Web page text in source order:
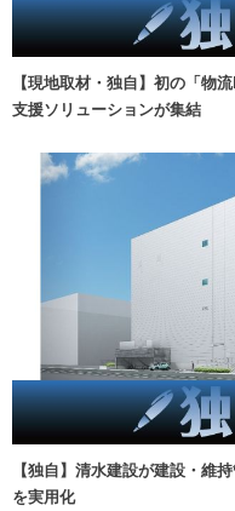
【現地取材・独自】初の「物
支援ソリューションが集結
【独自】清水建設が建設・維
を実用化